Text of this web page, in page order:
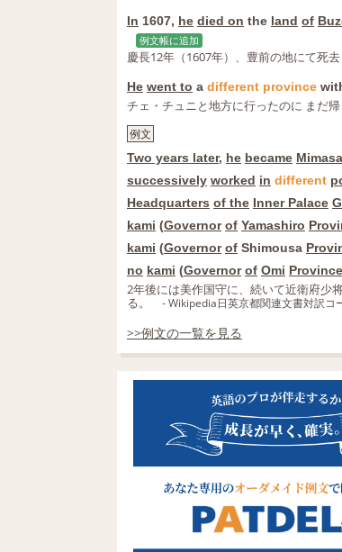
In 1607, he died on the land of
例文帳に追加
慶長12年（1607年）、豊前の地にて死去
He went to a different province
チェ・チュニと地方に行ったのに まだ
例文
Two years later, he became
successively worked in different
Headquarters of the Inner Palace
kami (Governor of Yamashiro
kami (Governor of Shimousa
no kami (Governor of Omi Province
2年後には美作国守に、続いて近衛府少
る。
- Wikipedia日英京都関連文書対訳コ
>>例文の一覧を見る